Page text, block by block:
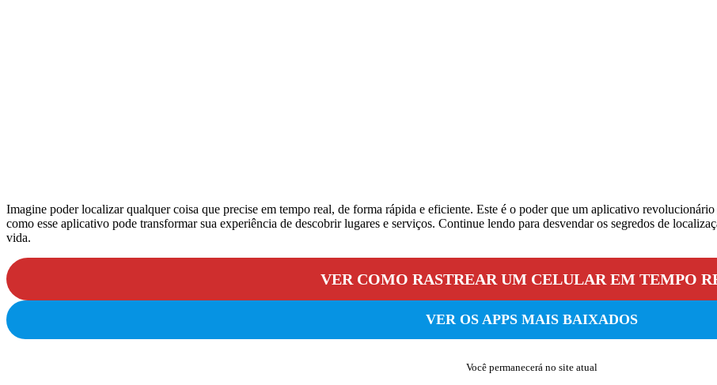
Imagine poder localizar qualquer coisa que precise em tempo real, de forma rápida e eficiente. Este é o poder que um aplicativo
como esse aplicativo pode transformar sua experiência de descobrir lugares e serviços. Continue lendo para desvendar os segredos de
vida.
VER COMO RASTREAR UM CELULAR EM TEMPO
VER OS APPS MAIS BAIXADOS
Você permanecerá no site atual